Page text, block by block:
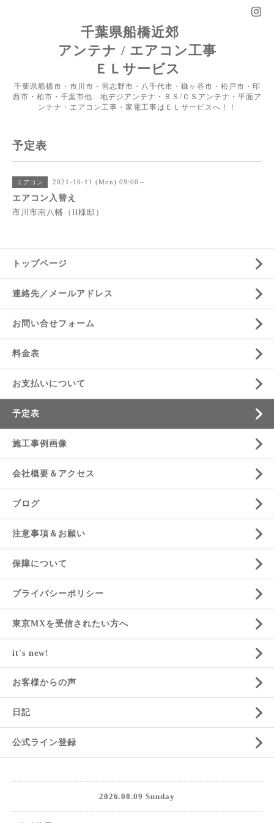
千葉県船橋近郊
アンテナ / エアコン工事
ＥＬサービス
千葉県船橋市・市川市・習志野市・八千代市・鎌ヶ谷市・松戸市・印
西市・柏市・千葉市他 地デジアンテナ・ＢＳ/ＣＳアンテナ・平面ア
ンテナ・エアコン工事・家電工事はＥＬサービスへ！！
予定表
エアコン 2021-10-11 (Mon) 09:00～
エアコン入替え
市川市南八幡（H様邸）
トップページ
連絡先／メールアドレス
お問い合せフォーム
料金表
お支払いについて
予定表
施工事例画像
会社概要＆アクセス
ブログ
注意事項＆お願い
保障について
プライバシーポリシー
東京MXを受信されたい方へ
it's new!
お客様からの声
日記
公式ライン登録
2026.08.09 Sunday